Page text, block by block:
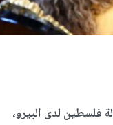
فلسطين لدى البيرو،